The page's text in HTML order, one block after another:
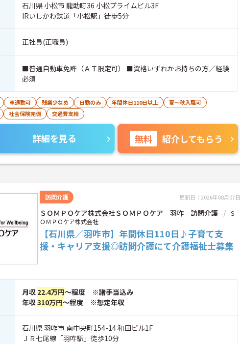
石川県 小松市 龍助町36 小松プライムビル3F
IRいしかわ鉄道「小松駅」徒歩5分
正社員(正職員)
■普通自動車免許（ＡＴ限定可） ■資格いずれかお持ちの方／経験
必須
車通勤可 残業少なめ 日勤のみ 年間休日110日以上
夏～秋入職可
社会保険完備 交通費支給
詳細を見る 無料 紹介してもらう
訪問介護 更新日：2026年08月07日
ＳＯＭＰＯケア株式会社ＳＯＭＰＯケア 羽咋 訪問介護
Ｓ
ＯＭＰＯケア株式会社
【石川県／羽咋市】年間休日110日♪子育て支
援・キャリア支援◎訪問介護にて介護福祉士募集
月収 22.4万円～程度 ※諸手当込み
年収310万円～程度 ※想定年収
石川県 羽咋市 南中央町154-14 和田ビル1F
ＪＲ七尾線「羽咋駅」徒歩10分